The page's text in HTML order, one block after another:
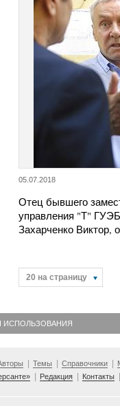
05.07.2018
Отец бывшего
управления "Т"
Захарченко
20 на страницу
ИСПОЛЬЗОВАНИЯ
Темы Справочники
Редакция Контакты